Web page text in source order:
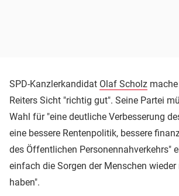
SPD-Kanzlerkandidat Olaf Scholz
Reiters Sicht "richtig gut". Seine Partei
Wahl für "eine deutliche Verbesserung
eine bessere Rentenpolitik, bessere
des Öffentlichen Personennahverkehrs"
einfach die Sorgen der Menschen
haben".